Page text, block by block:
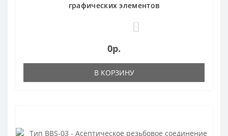
графических элементов
0р.
В КОРЗИНУ